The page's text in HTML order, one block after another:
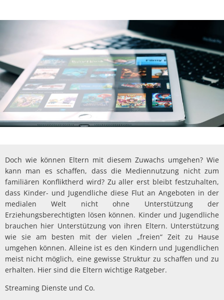
Doch wie können Eltern mit diesem Zuwachs umgehen? Wie
kann man es schaffen, dass die Mediennutzung nicht zum
familiären Konfliktherd wird? Zu aller erst bleibt festzuhalten,
dass Kinder- und Jugendliche diese Flut an Angeboten in der
medialen Welt nicht ohne Unterstützung der
Erziehungsberechtigten lösen können. Kinder und Jugendliche
brauchen hier Unterstützung von ihren Eltern. Unterstützung
wie sie am besten mit der vielen „freien“ Zeit zu Hause
umgehen können. Alleine ist es den Kindern und Jugendlichen
meist nicht möglich, eine gewisse Struktur zu schaffen und zu
erhalten. Hier sind die Eltern wichtige Ratgeber.
Streaming Dienste und Co.